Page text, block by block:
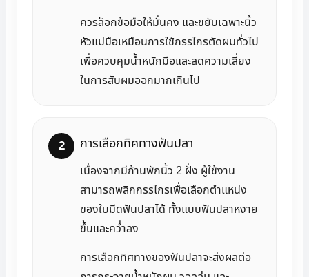
ควรล็อกข้อมือให้มั่นคง และขยับเฉพาะนิ้ว
หัวแม่มือเหมือนการใช้กรรไกรตัดผมทั่วไป
เพื่อควบคุมน้ำหนักมือและลดความเสี่ยง
ในการสับผมออกมากเกินไป
การเลือกทิศทางฟันปลา
เนื่องจากมีก้านพักนิ้ว 2 ฝั่ง ผู้ใช้งาน
สามารถพลิกกรรไกรเพื่อเลือกตำแหน่ง
ของใบมีดฟันปลาได้ ทั้งแบบฟันปลาหงาย
ขึ้นและคว่ำลง
การเลือกทิศทางของฟันปลาจะส่งผลต่อ